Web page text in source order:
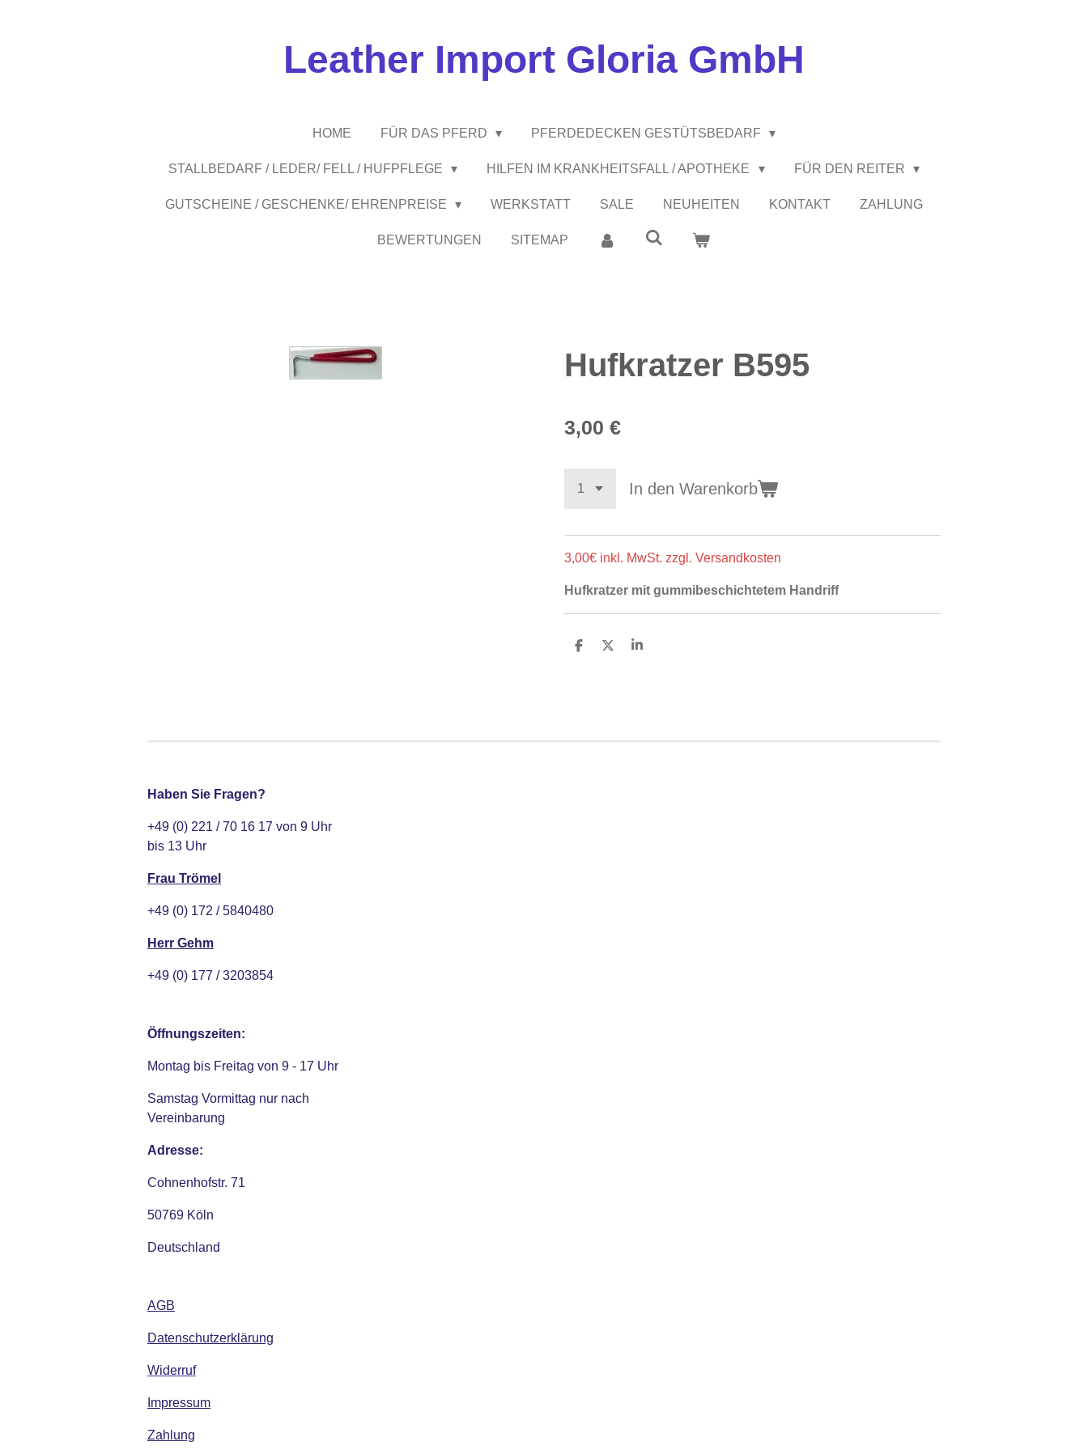
Leather Import Gloria GmbH
HOME FÜR DAS PFERD PFERDEDECKEN GESTÜTSBEDARF
STALLBEDARF / LEDER/ FELL / HUFPFLEGE HILFEN IM KRANKHEITSFALL / APOTHEKE FÜR DEN REITER
GUTSCHEINE / GESCHENKE/ EHRENPREISE WERKSTATT SALE NEUHEITEN KONTAKT ZAHLUNG
BEWERTUNGEN SITEMAP
Hufkratzer B595
3,00 €
In den Warenkorb
3,00€ inkl. MwSt. zzgl. Versandkosten
Hufkratzer mit gummibeschichtetem Handriff
T
T
T
Haben Sie Fragen?
+49 (0) 221 / 70 16 17 von 9 Uhr
bis 13 Uhr
Frau Trömel
+49 (0) 172 / 5840480
Herr Gehm
+49 (0) 177 / 3203854
Öffnungszeiten:
Montag bis Freitag von 9 - 17 Uhr
Samstag Vormittag nur nach
Vereinbarung
Adresse:
Cohnenhofstr. 71
50769 Köln
Deutschland
AGB
Datenschutzerklärung
Widerruf
Impressum
Zahlung